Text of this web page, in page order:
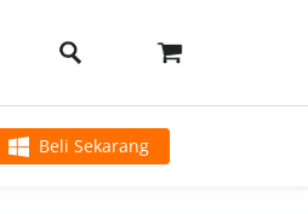
Beli Sekarang